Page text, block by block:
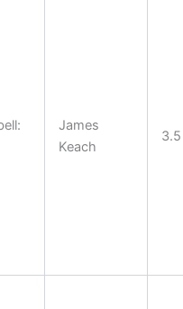
James
Keach
3.5